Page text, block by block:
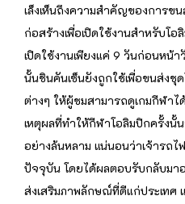
เล็งเห็นถึงความสำคัญของการข
ก่อสร้างเพื่อเปิดใช้งานสำหรับโอ
เปิดใช้งานเพียงแค่ 9 วันก่อนหน้
นั้นชินคันเซ็นยังถูกใช้เพื่อขนส่งชุ
ต่างๆ ให้ผู้ชมสามารถดูเกมกีฬา
เหตุผลที่ทำให้กีฬาโอลิมปิกครั้งนั้
อย่างล้นหลาม แน่นอนว่าเจ้ารถ
ปัจจุบัน โดยได้ผลตอบรับกลับมาอ
ส่งเสริมภาพลักษณ์ที่ดีแก่ประเทศ